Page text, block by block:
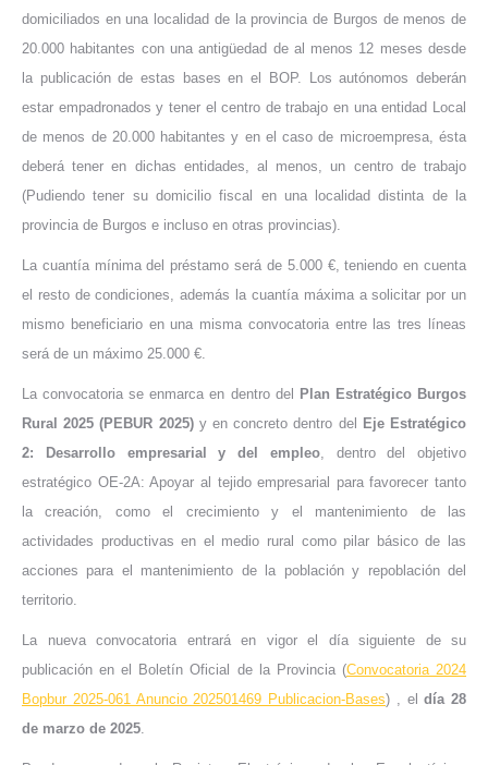
domiciliados en una localidad de la provincia de Burgos de menos de
20.000 habitantes con una antigüedad de al menos 12 meses desde
la publicación de estas bases en el BOP. Los autónomos deberán
estar empadronados y tener el centro de trabajo en una entidad Local
de menos de 20.000 habitantes y en el caso de microempresa, ésta
deberá tener en dichas entidades, al menos, un centro de trabajo
(Pudiendo tener su domicilio fiscal en una localidad distinta de la
provincia de Burgos e incluso en otras provincias).
La cuantía mínima del préstamo será de 5.000 €, teniendo en cuenta
el resto de condiciones, además la cuantía máxima a solicitar por un
mismo beneficiario en una misma convocatoria entre las tres líneas
será de un máximo 25.000 €.
La convocatoria se enmarca en dentro del
Plan Estratégico Burgos
Rural 2025 (PEBUR 2025)y en concreto dentro del
Eje Estratégico
2: Desarrollo empresarial y del empleo, dentro del objetivo
estratégico OE-2A: Apoyar al tejido empresarial para favorecer tanto
la creación, como el crecimiento y el mantenimiento de las
actividades productivas en el medio rural como pilar básico de las
acciones para el mantenimiento de la población y repoblación del
territorio.
La nueva convocatoria entrará en vigor el día siguiente de su
publicación en el Boletín Oficial de la Provincia (Convocatoria 2024
Bopbur 2025-061 Anuncio 202501469 Publicacion-Bases) , eldía 28
de marzo de 2025.